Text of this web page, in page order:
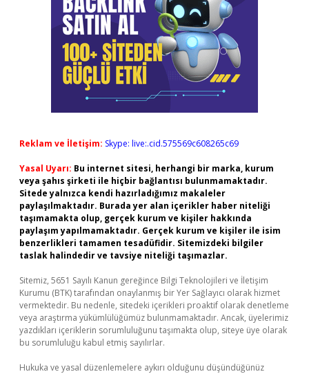
Reklam ve İletişim: Skype: live:.cid.575569c608265c69
Yasal Uyarı: Bu internet sitesi, herhangi bir marka, kurum
veya şahıs şirketi ile hiçbir bağlantısı bulunmamaktadır.
Sitede yalnızca kendi hazırladığımız makaleler
paylaşılmaktadır. Burada yer alan içerikler haber niteliği
taşımamakta olup, gerçek kurum ve kişiler hakkında
paylaşım yapılmamaktadır. Gerçek kurum ve kişiler ile isim
benzerlikleri tamamen tesadüfidir. Sitemizdeki bilgiler
taslak halindedir ve tavsiye niteliği taşımazlar.
Sitemiz, 5651 Sayılı Kanun gereğince Bilgi Teknolojileri ve İletişim
Kurumu (BTK) tarafından onaylanmış bir Yer Sağlayıcı olarak hizmet
vermektedir. Bu nedenle, sitedeki içerikleri proaktif olarak denetleme
veya araştırma yükümlülüğümüz bulunmamaktadır. Ancak, üyelerimiz
yazdıkları içeriklerin sorumluluğunu taşımakta olup, siteye üye olarak
bu sorumluluğu kabul etmiş sayılırlar.
Hukuka ve yasal düzenlemelere aykırı olduğunu düşündüğünüz